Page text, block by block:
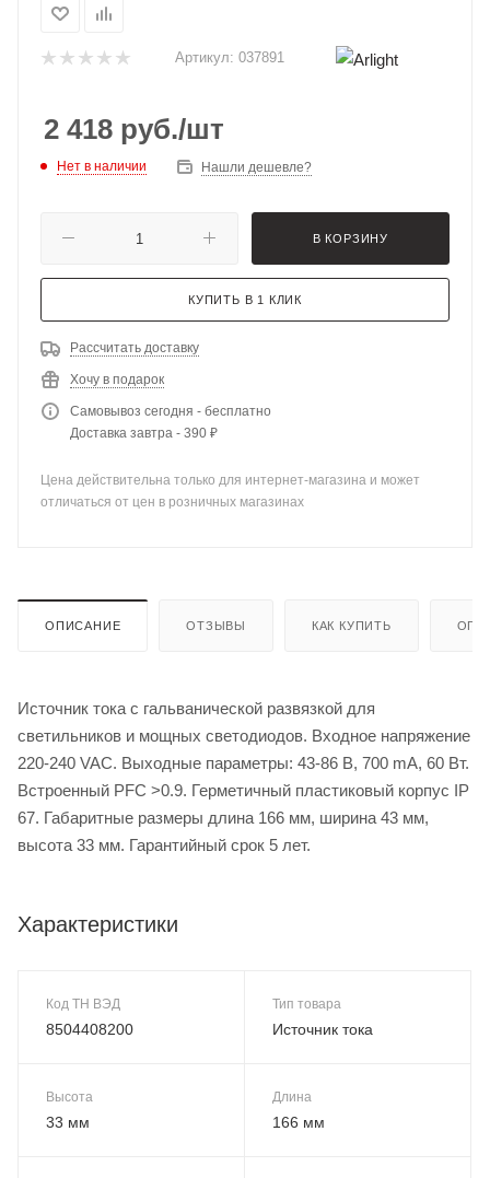
Артикул: 037891
2 418 руб./шт
Нет в наличии Нашли дешевле?
В КОРЗИНУ
КУПИТЬ В 1 КЛИК
Рассчитать доставку
Хочу в подарок
Самовывоз сегодня - бесплатно
Доставка завтра - 390 ₽
Цена действительна только для интернет-магазина и может
отличаться от цен в розничных магазинах
ОПИСАНИЕ ОТЗЫВЫ КАК КУПИТЬ
Источник тока с гальванической развязкой для
светильников и мощных светодиодов. Входное напряжение
220-240 VAC. Выходные параметры: 43-86 В, 700 mА, 60 Вт.
Встроенный PFC >0.9. Герметичный пластиковый корпус IP
67. Габаритные размеры длина 166 мм, ширина 43 мм,
высота 33 мм. Гарантийный срок 5 лет.
Характеристики
Код ТН ВЭД
8504408200
Тип товара
Источник тока
Высота
33 мм
Длина
166 мм